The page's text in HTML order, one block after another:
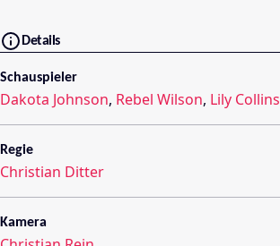
Details
Schauspieler
Dakota Johnson, Rebel Wilson, Lily Collins
Regie
Christian Ditter
Kamera